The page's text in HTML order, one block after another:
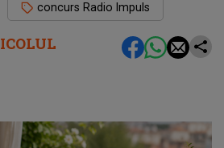
concurs Radio Impuls